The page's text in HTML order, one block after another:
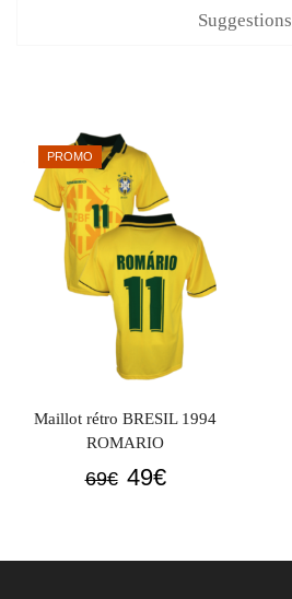
Suggestions
PROMO
Maillot rétro BRESIL 1994
ROMARIO
69€ Le
était :
49€Le
est :